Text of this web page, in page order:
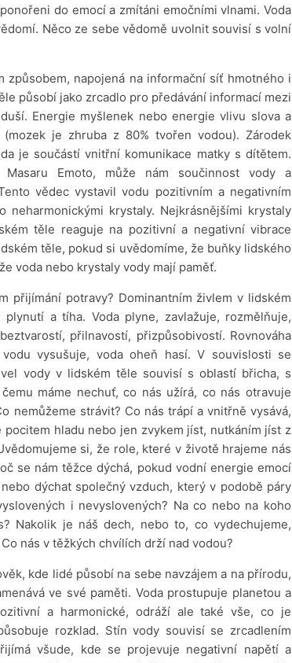
do emocí a zmítáni emočními vlnami. Voda
Něco ze sebe vědomě uvolnit souvisí s volní
napojená na informační síť hmotného i
působí jako zrcadlo pro předávání informací mezi
Energie myšlenek nebo energie vlivu slova a
je zhruba z 80% tvořen vodou). Zárodek
je součástí vnitřní komunikace matky s dítětem.
Emoto, může nám součinnost vody a
vědec vystavil vodu pozitivním a negativním
krystaly. Nejkrásnějšími krystaly
těle reaguje na pozitivní a negativní vibrace
těle, pokud si uvědomíme, že buňky lidského
voda nebo krystaly vody mají paměť.
přijímání potravy? Dominantním živlem v lidském
a tíha. Voda plyne, zavlažuje, rozmělňuje,
přilnavostí, přizpůsobivostí. Rovnováha
vysušuje, voda oheň hasí. V souvislosti se
vody v lidském těle souvisí s oblastí břicha, s
máme nechuť, co nás užírá, co nás otravuje
nemůžeme strávit? Co nás trápí a vnitřně vysává,
hladu nebo jen zvykem jíst, nutkáním jíst z
si, že role, které v životě hrajeme nás
se nám těžce dýchá, pokud vodní energie emocí
dýchat společný vzduch, který v podobě páry
i nevyslovených? Na co nebo na koho
Nakolik je náš dech, nebo to, co vydechujeme,
nás v těžkých chvílích drží nad vodou?
kde lidé působí na sebe navzájem a na přírodu,
ve své paměti. Voda prostupuje planetou a
a harmonické, odráží ale také vše, co je
rozklad. Stín vody souvisí se zrcadlením
všude, kde se projevuje negativní napětí a